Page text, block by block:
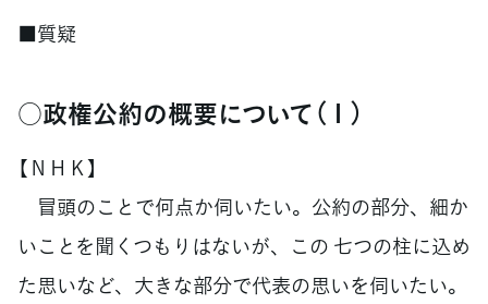
■質疑
○政権公約の概要について（１）
【ＮＨＫ】
冒頭のことで何点か伺いたい。公約の部分、細か
いことを聞くつもりはないが、この 七つの柱に込め
た思いなど、大きな部分で代表の思いを伺いたい。